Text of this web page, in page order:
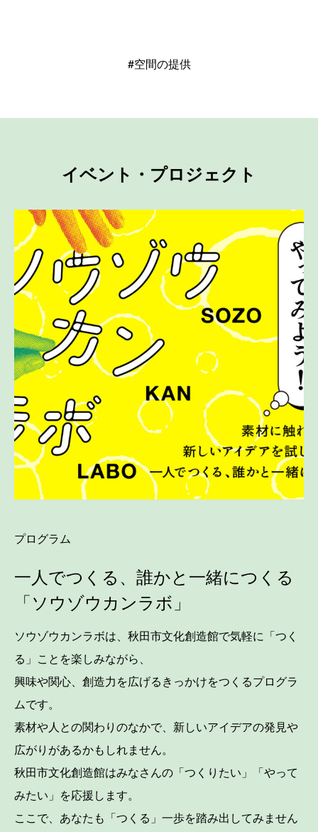
#空間の提供
イベント・プロジェクト
プログラム
一人でつくる、誰かと一緒につくる
「ソウゾウカンラボ」
ソウゾウカンラボは、秋田市文化創造館で気軽に「つく
る」ことを楽しみながら、
興味や関心、創造力を広げるきっかけをつくるプログラ
ムです。
素材や人との関わりのなかで、新しいアイデアの発見や
広がりがあるかもしれません。
秋田市文化創造館はみなさんの「つくりたい」「やって
みたい」を応援します。
ここで、あなたも「つくる」一歩を踏み出してみません